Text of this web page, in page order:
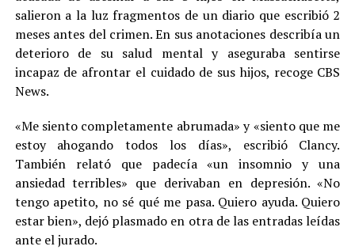
salieron a la luz fragmentos de un diario que escribió 2
meses antes del crimen. En sus anotaciones describía un
deterioro de su salud mental y aseguraba sentirse
incapaz de afrontar el cuidado de sus hijos, recoge CBS
News.
«Me siento completamente abrumada» y «siento que me
estoy ahogando todos los días», escribió Clancy.
También relató que padecía «un insomnio y una
ansiedad terribles» que derivaban en depresión. «No
tengo apetito, no sé qué me pasa. Quiero ayuda. Quiero
estar bien», dejó plasmado en otra de las entradas leídas
ante el jurado.